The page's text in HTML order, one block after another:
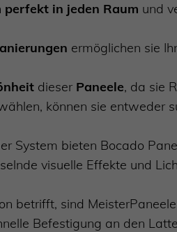
perfekt in jeden Raum und
ermöglichen sie
dieser Paneele, da sie
können sie entweder
System bieten Bocado
visuelle Effekte und
betrifft, sind
Befestigung an den